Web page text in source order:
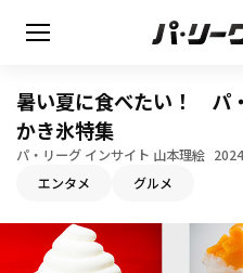
無料アカウント登録
HOME
暑い夏に食べたい！ パ
かき氷特集
パ・リーグ インサイト 山本理絵
エンタメ グルメ